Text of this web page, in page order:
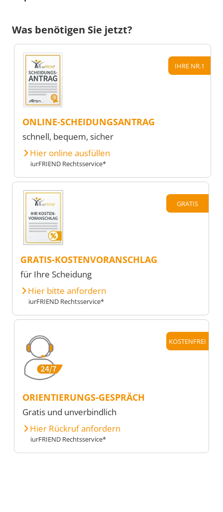
Was benötigen Sie jetzt?
IHRE NR.1
ONLINE-SCHEIDUNGSANTRAG
schnell, bequem, sicher
Hier online ausfüllen
iurFRIEND Rechtsservice*
GRATIS
GRATIS-KOSTENVORANSCHLAG
für Ihre Scheidung
Hier bitte anfordern
iurFRIEND Rechtsservice*
KOSTENFREI
ORIENTIERUNGS-GESPRÄCH
Gratis und unverbindlich
Hier Rückruf anfordern
iurFRIEND Rechtsservice*